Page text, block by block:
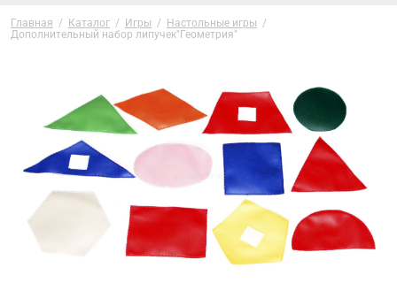
Главная / Каталог / Игры / Настольные игры /
Дополнительный набор липучек"Геометрия"